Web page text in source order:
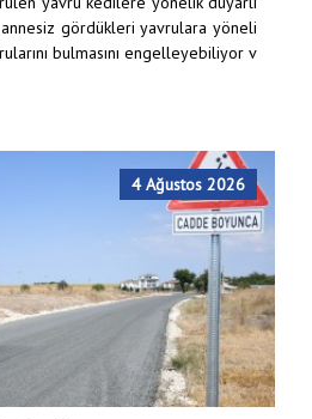
annesiz gördükleri yavrulara yöneli
bulmasını engelleyebiliyor v
4 Ağustos 2026